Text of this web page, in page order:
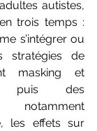
autistes,
trois temps :
s’intégrer ou
de
masking et
; puis des
les effets sur